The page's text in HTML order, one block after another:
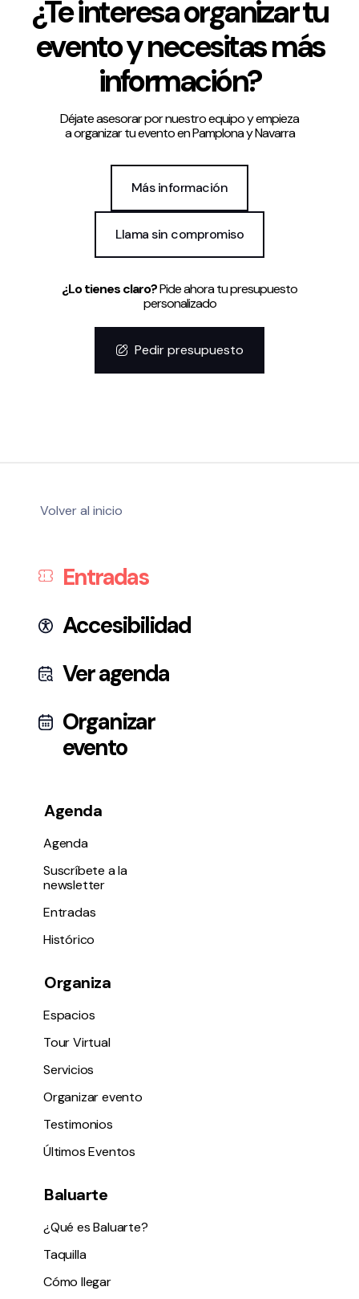
¿Te interesa organizar tu
evento y necesitas más
información?
Déjate asesorar por nuestro equipo y empieza
a organizar tu evento en Pamplona y Navarra
Más información
Llama sin compromiso
¿Lo tienes claro?Pide ahora tu presupuesto
personalizado
Pedir presupuesto
Volver al inicio
Entradas
Accesibilidad
Ver agenda
Organizar
evento
Agenda
Agenda
Suscríbete a la
newsletter
Entradas
Histórico
Organiza
Espacios
Tour Virtual
Servicios
Organizar evento
Testimonios
Últimos Eventos
Baluarte
¿Qué es Baluarte?
Taquilla
Cómo llegar